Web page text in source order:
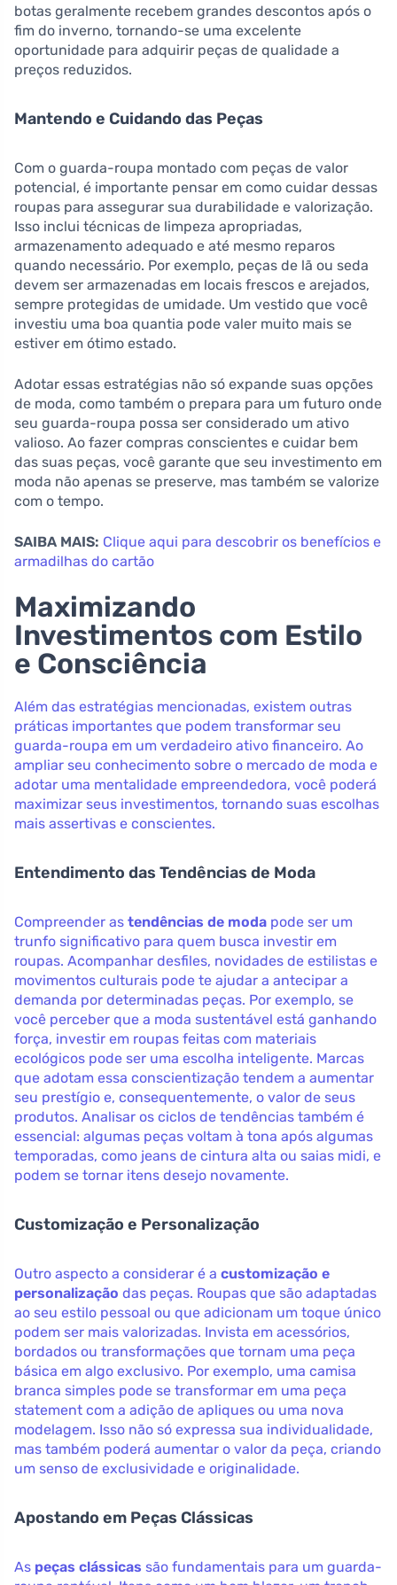
botas geralmente recebem grandes descontos após o
fim do inverno, tornando-se uma excelente
oportunidade para adquirir peças de qualidade a
preços reduzidos.
Mantendo e Cuidando das Peças
Com o guarda-roupa montado com peças de valor
potencial, é importante pensar em como cuidar dessas
roupas para assegurar sua durabilidade e valorização.
Isso inclui técnicas de limpeza apropriadas,
armazenamento adequado e até mesmo reparos
quando necessário. Por exemplo, peças de lã ou seda
devem ser armazenadas em locais frescos e arejados,
sempre protegidas de umidade. Um vestido que você
investiu uma boa quantia pode valer muito mais se
estiver em ótimo estado.
Adotar essas estratégias não só expande suas opções
de moda, como também o prepara para um futuro onde
seu guarda-roupa possa ser considerado um ativo
valioso. Ao fazer compras conscientes e cuidar bem
das suas peças, você garante que seu investimento em
moda não apenas se preserve, mas também se valorize
com o tempo.
SAIBA MAIS: Clique aqui para descobrir os benefícios e
armadilhas do cartão
Maximizando
Investimentos com Estilo
e Consciência
Além das estratégias mencionadas, existem outras
práticas importantes que podem transformar seu
guarda-roupa em um verdadeiro ativo financeiro. Ao
ampliar seu conhecimento sobre o mercado de moda e
adotar uma mentalidade empreendedora, você poderá
maximizar seus investimentos, tornando suas escolhas
mais assertivas e conscientes.
Entendimento das Tendências de Moda
Compreender as tendências de moda pode ser um
trunfo significativo para quem busca investir em
roupas. Acompanhar desfiles, novidades de estilistas e
movimentos culturais pode te ajudar a antecipar a
demanda por determinadas peças. Por exemplo, se
você perceber que a moda sustentável está ganhando
força, investir em roupas feitas com materiais
ecológicos pode ser uma escolha inteligente. Marcas
que adotam essa conscientização tendem a aumentar
seu prestígio e, consequentemente, o valor de seus
produtos. Analisar os ciclos de tendências também é
essencial: algumas peças voltam à tona após algumas
temporadas, como jeans de cintura alta ou saias midi, e
podem se tornar itens desejo novamente.
Customização e Personalização
Outro aspecto a considerar é a customização e
personalização das peças. Roupas que são adaptadas
ao seu estilo pessoal ou que adicionam um toque único
podem ser mais valorizadas. Invista em acessórios,
bordados ou transformações que tornam uma peça
básica em algo exclusivo. Por exemplo, uma camisa
branca simples pode se transformar em uma peça
statement com a adição de apliques ou uma nova
modelagem. Isso não só expressa sua individualidade,
mas também poderá aumentar o valor da peça, criando
um senso de exclusividade e originalidade.
Apostando em Peças Clássicas
As peças clássicas são fundamentais para um guarda-